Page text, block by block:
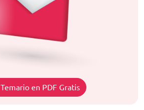
Temario en PDF Gratis